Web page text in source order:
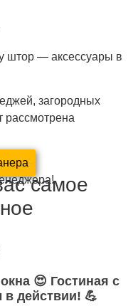
штор — аксессуары в
загородных
рассмотрена
самое
😍 Гостиная с
действии! 💪